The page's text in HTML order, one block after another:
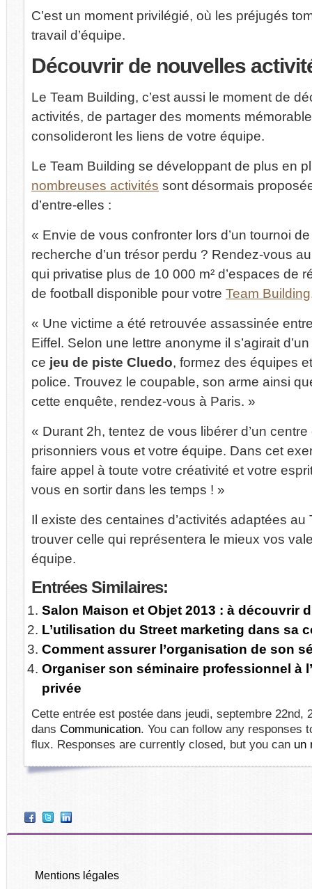
C’est un moment privilégié, où les préjugés
travail d’équipe.
Découvrirde nouvelles
Le Team Building, c’est aussi le moment de
activités, de partager des moments
consolideront les liens de votre équipe.
Le Team Building se développant de plus en
nombreuses activités sont désormais
d’entre-elles :
« Envie de vous confronter lors d’un tournoi
recherche d’un trésor perdu ? Rendez-vous
qui privatise plus de 10 000 m² d’espaces de
de football disponible pour votre Team Building
« Une victime a été retrouvée assassinée
Eiffel. Selon une lettre anonyme il s’agirait
ce jeu de piste Cluedo, formez des équipes
police. Trouvez le coupable, son arme ainsi
cette enquête, rendez-vous à Paris. »
« Durant 2h, tentez de vous libérer d’un
prisonniers vous et votre équipe. Dans cet
faire appel à toute votre créativité et votre
vous en sortir dans les temps ! »
Il existe des centaines d’activités adaptées
trouver celle qui représentera le mieux vos
équipe.
EntréesSimilaires:
Salon Maison et Objet 2013 : à découvrir
L’utilisation du Street marketing dans sa
Comment assurer l’organisation de son
Organiser son séminaire professionnel à
privée
Cette entrée est postée dans jeudi, septembre 22nd,
dans Communication. You can follow any responses
flux. Responses are currently closed, but you can un
Mentions légales